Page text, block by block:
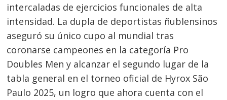
intercaladas de ejercicios funcionales de alta
intensidad. La dupla de deportistas ñublensinos
aseguró su único cupo al mundial tras
coronarse campeones en la categoría Pro
Doubles Men y alcanzar el segundo lugar de la
tabla general en el torneo oficial de Hyrox São
Paulo 2025, un logro que ahora cuenta con el